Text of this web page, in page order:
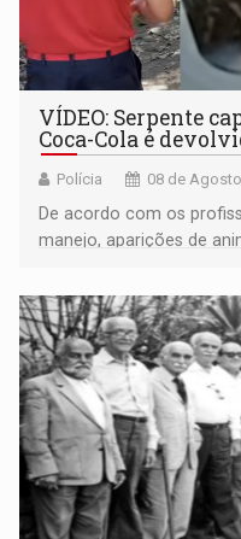
VÍDEO: Serpente
Coca-Cola é
Polícia 08 de
De acordo com os
manejo, aparições de